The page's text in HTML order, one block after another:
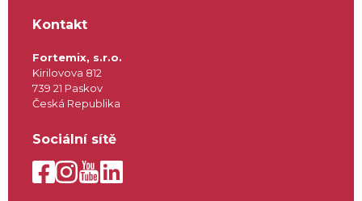
Kontakt
Fortemix, s.r.o.
Kirilovova 812
739 21 Paskov
Česká Republika
Sociální sítě